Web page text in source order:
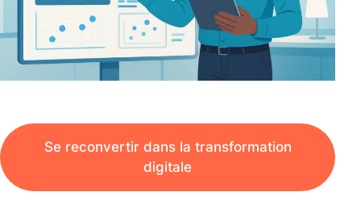
Se reconvertir dans la transformation
digitale